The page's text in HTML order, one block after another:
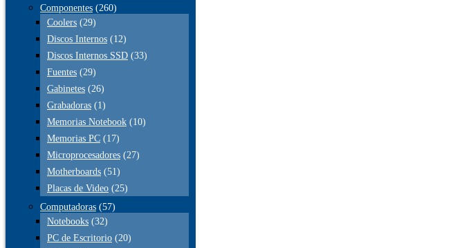
Componentes (260)
Coolers (29)
Discos Internos (12)
Discos Internos SSD (33)
Fuentes (29)
Gabinetes (26)
Grabadoras (1)
Memorias Notebook (10)
Memorias PC (17)
Microprocesadores (27)
Motherboards (51)
Placas de Video (25)
Computadoras (57)
Notebooks (32)
PC de Escritorio (20)